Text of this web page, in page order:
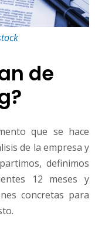
de
que se hace
de la empresa y
definimos
12 meses y
concretas para